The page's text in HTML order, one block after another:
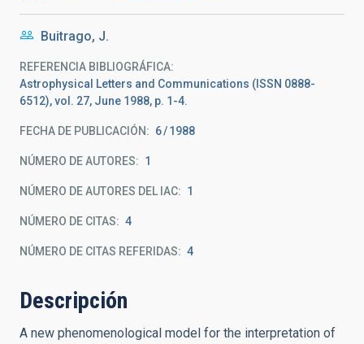
Buitrago, J.
REFERENCIA BIBLIOGRÁFICA
Astrophysical Letters and Communications (ISSN 0888-
6512), vol. 27, June 1988, p. 1-4.
FECHA DE PUBLICACIÓN: 6 1988
NÚMERO DE AUTORES 1
NÚMERO DE AUTORES DEL IAC 1
NÚMERO DE CITAS 4
NÚMERO DE CITAS REFERIDAS 4
Descripción
A new phenomenological model for the interpretation of